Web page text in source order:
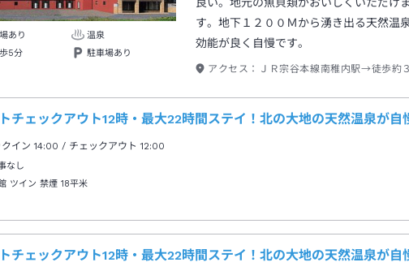
あり
温泉
5分
駐車場あり
す。地下１２００Ｍから湧き出る天然温
効能が良く自慢です。
アクセス： ＪＲ宗谷本線南稚内駅→徒歩約
チェックアウト12時・最大22時間ステイ！北の大地の天然温泉が自
クイン14:00 / チェックアウト 12:00
なし
ツイン 禁煙 18平米
チェックアウト12時・最大22時間ステイ！北の大地の天然温泉が自